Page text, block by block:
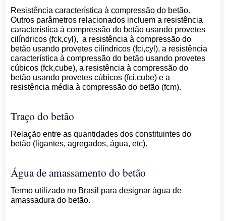
Resistência característica à compressão do betão.
Outros parâmetros relacionados incluem a resistência
característica à compressão do betão usando provetes
cilíndricos (fck,cyl), a resistência à compressão do
betão usando provetes cilíndricos (fci,cyl), a resistência
característica à compressão do betão usando provetes
cúbicos (fck,cube), a resistência à compressão do
betão usando provetes cúbicos (fci,cube) e a
resistência média à compressão do betão (fcm).
Traço do betão
Relação entre as quantidades dos constituintes do
betão (ligantes, agregados, água, etc).
Água de amassamento do betão
Termo utilizado no Brasil para designar água de
amassadura do betão.